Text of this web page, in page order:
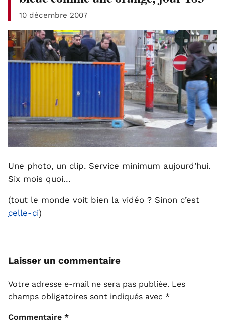
10 décembre 2007
Une photo, un clip. Service minimum aujourd’hui.
Six mois quoi…
(tout le monde voit bien la vidéo ? Sinon c’est
celle-ci)
Laisser un commentaire
Votre adresse e-mail ne sera pas publiée. Les
champs obligatoires sont indiqués avec *
Commentaire *